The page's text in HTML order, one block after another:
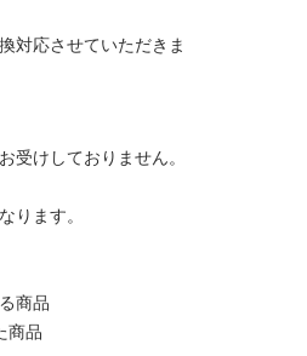
対応させていただきま
受けしておりません。
ります。
商品
商品